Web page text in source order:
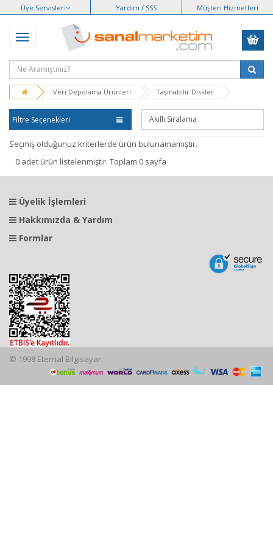
Üye Servisleri Yardım / SSS Müşteri Hizmetleri
Veri Depolama Ürünleri Taşınabilir Diskler
Filtre Seçenekleri
Seçmiş olduğunuz kriterlerde ürün bulunamamıştır.
0 adet ürün listelenmiştir. Toplam 0 sayfa
Üyelik İşlemleri
Hakkımızda & Yardım
Formlar
© 1998 Eternal Bilgisayar.